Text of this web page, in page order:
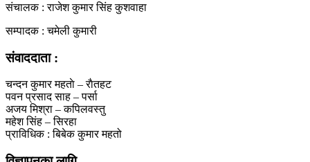
संचालक : राजेश कुमार सिंह कुशवाहा
सम्पादक : चमेली कुमारी
संवाददाता :
चन्दन कुमार महताे – राैतहट
पवन प्रसाद साह – पर्सा
अजय मिश्रा – कपिलवस्तु
महेश सिंह – सिरहा
प्राविधिक : बिबेक कुमार महतो